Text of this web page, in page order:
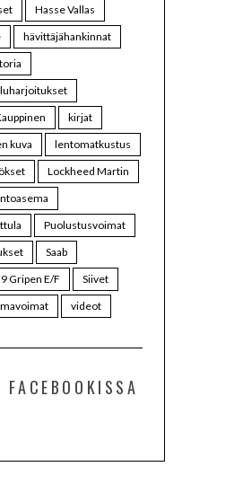
Hasse Vallas
hävittäjähankinnat
kirjat
kuva
lentomatkustus
Lockheed Martin
Puolustusvoimat
Saab
Gripen E/F
Siivet
videot